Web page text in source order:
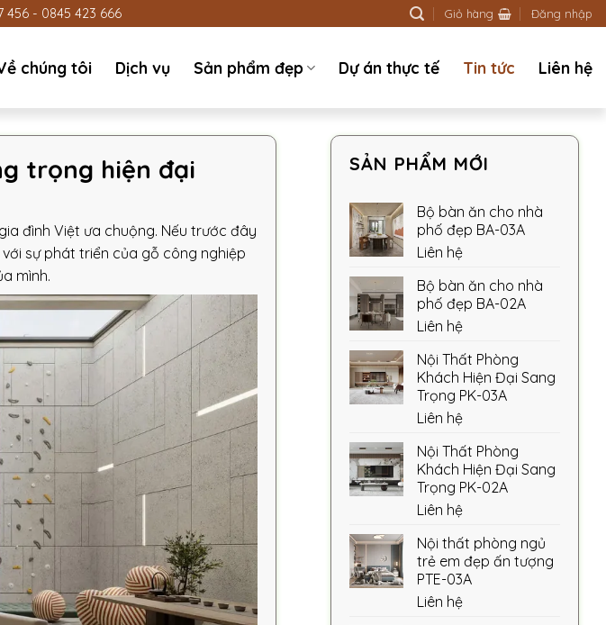
456 - 0845 423 666 Giỏ hàng Đăng nhập
chúng tôi Dịch vụ Sản phẩm đẹp Dự án thực tế Tin tức Liên hệ
trọng hiện đại
đình Việt ưa chuộng. Nếu trước đây
sự phát triển của gỗ công nghiệp
mình.
SẢN PHẨM MỚI
Bộ bàn ăn cho nhà
phố đẹp BA-03A
Liên hệ
Bộ bàn ăn cho nhà
phố đẹp BA-02A
Liên hệ
Nội Thất Phòng
Khách Hiện Đại Sang
Trọng PK-03A
Liên hệ
Nội Thất Phòng
Khách Hiện Đại Sang
Trọng PK-02A
Liên hệ
Nội thất phòng ngủ
trẻ em đẹp ấn tượng
PTE-03A
Liên hệ